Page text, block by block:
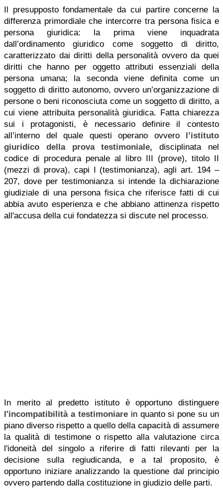
Il presupposto fondamentale da cui partire concerne la
differenza primordiale che intercorre tra persona fisica e
persona giuridica: la prima viene inquadrata
dall’ordinamento giuridico come soggetto di diritto,
caratterizzato dai diritti della personalità ovvero da quei
diritti che hanno per oggetto attributi essenziali della
persona umana; la seconda viene definita come un
soggetto di diritto autonomo, ovvero un’organizzazione di
persone o beni riconosciuta come un soggetto di diritto, a
cui viene attribuita personalità giuridica. Fatta chiarezza
sui i protagonisti, è necessario definire il contesto
all’interno del quale questi operano ovvero l’istituto
giuridico della prova testimoniale, disciplinata nel
codice di procedura penale al libro III (prove), titolo II
(mezzi di prova), capi I (testimonianza), agli art. 194 –
207, dove per testimonianza si intende la dichiarazione
giudiziale di una persona fisica che riferisce fatti di cui
abbia avuto esperienza e che abbiano attinenza rispetto
all'accusa della cui fondatezza si discute nel processo.
In merito al predetto istituto è opportuno distinguere
l'incompatibilità a testimoniarein quanto si pone su un
piano diverso rispetto a quello della capacitàdi assumere
la qualità di testimone o rispetto alla valutazione circa
l'idoneità del singolo a riferire di fatti rilevanti per la
decisione sulla regiudicanda, e a tal proposito, è
opportuno iniziare analizzando la questione dal principio
ovvero partendo dalla costituzione in giudizio delle parti.